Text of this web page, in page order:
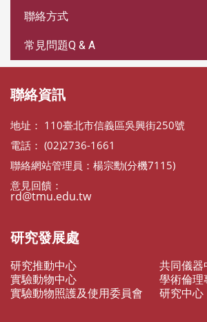
聯絡方式
常見問題Q & A
聯絡資訊
地址： 110臺北市信義區吳興街250號
電話： (02)2736-1661
聯絡網站管理員：楊宗勳(分機7115)
意見回饋：
rd@tmu.edu.tw
研究發展處
研究推動中心
共同儀器
實驗動物中心
學術倫理
實驗動物照護及使用委員會
研究中心